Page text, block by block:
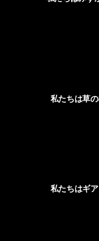
私たちは草
私たちはギ